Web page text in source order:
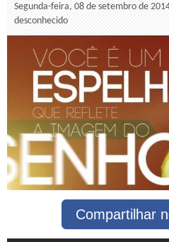
Segunda-feira, 08 de setembro de
desconhecido
Compartilhar